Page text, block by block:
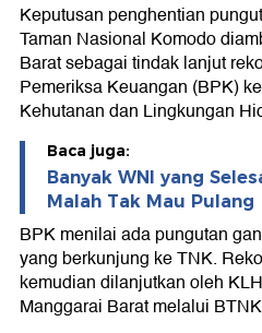
Keputusan penghentian
Taman Nasional Komodo
Barat sebagai tindak lanjut
Pemeriksa Keuangan (BPK)
Kehutanan dan Lingkungan
Baca juga:
Banyak WNI yang
Malah Tak Mau Pulang
BPK menilai ada pungutan
yang berkunjung ke TNK.
kemudian dilanjutkan oleh
Manggarai Barat melalui